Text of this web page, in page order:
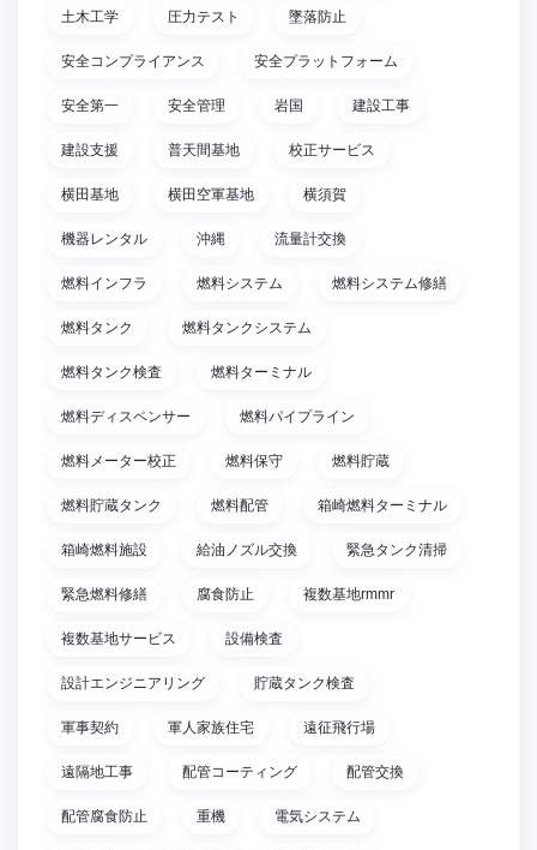
土木工学 圧力テスト 墜落防止
安全コンプライアンス 安全プラットフォーム
安全第一 安全管理 岩国 建設工事
建設支援 普天間基地 校正サービス
横田基地 横田空軍基地 横須賀
機器レンタル 沖縄 流量計交換
燃料インフラ 燃料システム 燃料システム修繕
燃料タンク 燃料タンクシステム
燃料タンク検査 燃料ターミナル
燃料ディスペンサー 燃料パイプライン
燃料メーター校正 燃料保守 燃料貯蔵
燃料貯蔵タンク 燃料配管 箱崎燃料ターミナル
箱崎燃料施設 給油ノズル交換 緊急タンク清掃
緊急燃料修繕 腐食防止 複数基地rmmr
複数基地サービス 設備検査
設計エンジニアリング 貯蔵タンク検査
軍事契約 軍人家族住宅 遠征飛行場
遠隔地工事 配管コーティング 配管交換
配管腐食防止 重機 電気システム